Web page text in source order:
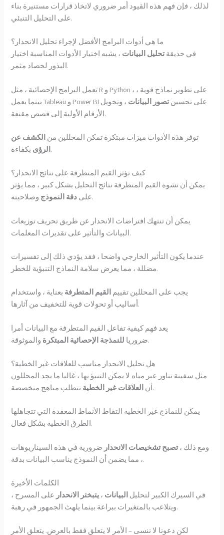
لذلك ، فإن فهم هذه القيود أمر ضروري لاتخاذ قرارات مستنيرة بناء
على التحليل التنبئي.
ما هي أدوات البرامج الأفضل لإجراء تحليل الانحدار؟
في حديقةتحليل البيانات ، يشبه اختيار الأدوات المناسبة اختيار
البذور لحصاد مثمر.
تعمل البرامج الإحصائية ، مثل R و Python ، على تطوير نماذج قوية ،
بينما يعمل Tableau و Power BI على تحسينتصور البيانات ، وتحويل
الأرقام الأولية إلى قصص مقنعة.
توفر هذه الأدوات ميزات مبتكرة تمكن المحللين من الكشف عن
الرؤىبكفاءة.
كيف تؤثر القيم المتطرفة على نتائج الانحدار؟
يمكن أن تشوه القيم المتطرفة نتائج التحليل بشكل كبير ، مما يؤثر
على دقة النموذج وصلاحيته.
يمكن أن تنتهك افتراضات الانحدار عن طريق تحريف توزيعات
البيانات والتأثير على تقديرات المعلمات.
عندما يكون التأثير الخارجي واضحا ، فقد يؤدي ذلك إلى تفسيرات
مضللة ، مما يعرض سلامة النماذج التنبؤية للخطر.
يجب على المحللين تقييم القيم المتطرفة بعناية ، واستخدام
أساليب أو تحولات قوية للتخفيف من آثارها.
يعد فهم كيفية تفاعل القيم المتطرفة مع البيانات أمرا
ضروريا للنمذجة الإحصائية المبتكرة والموثوقة.
هل تحليل الانحدار مناسب للعلاقات غير الخطية؟
مثل سفينة تناور عبر مياه لا يمكن التنبؤ بها ، غالبا ما يجد المحللون
أن العلاقات غير الخطية تتطلب مناهج متخصصة.
يمكن للنماذج غير الخطية التقاط الأنماط المعقدة التي تتجاهلها
الطرق الخطية بشكل فعال.
ومع ذلك ،تصبح تشخيصات الانحدار ضرورية في هذه السيناريوهات
، مما يضمن أن النموذج يناسب البيانات بدقة.
الكلمات الأخيرة
في السيرك الكبير لتحليل البيانات ، يتبختر الانحدار على المسرح ،
ويتلاعب بالمتغيرات ببراعة بينما يلهث الجمهور في رهبة.
لكن دعونا لا ننسى – الأمر لا يتعلق فقط بالعرض. يتعلق الأمر